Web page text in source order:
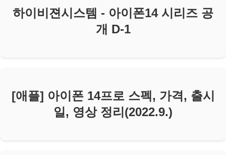
하이비젼시스템 - 아이폰14 시리즈 공
개 D-1
[애플] 아이폰 14프로 스펙, 가격, 출시
일, 영상 정리(2022.9.)